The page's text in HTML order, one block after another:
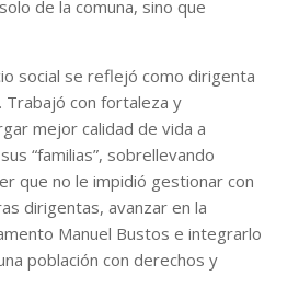
de la comuna, sino que
social se reflejó como dirigenta
Trabajó con fortaleza y
mejor calidad de vida a
“familias”, sobrellevando
que no le impidió gestionar con
dirigentas, avanzar en la
Manuel Bustos e integrarlo
población con derechos y